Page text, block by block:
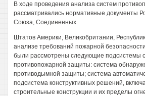
В ходе проведения анализа систем
рассматривались нормативные документы
Союза, Соединенных
Штатов Америки, Великобритании,
анализе требований пожарной
были рассмотрены следующие подсистемы
противопожарной защиты: система
противодымной защиты; система
подсистема конструктивных решений,
строительные конструкции и их пределы